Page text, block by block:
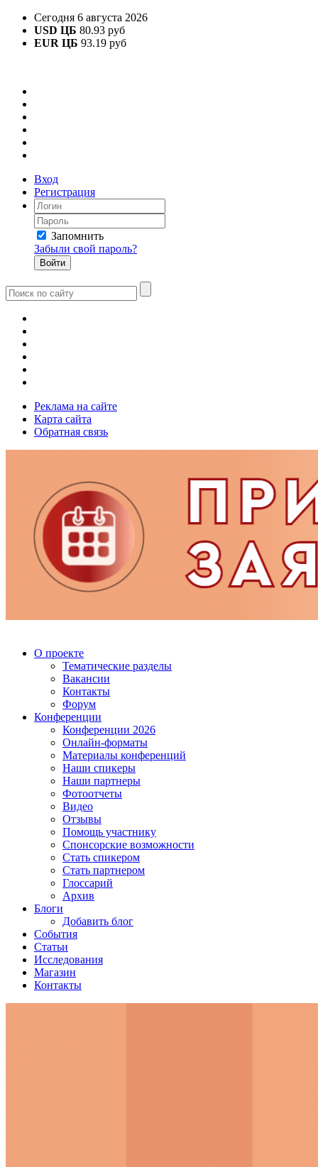
Сегодня 6 августа 2026
USD ЦБ 80.93 руб
EUR ЦБ 93.19 руб
Вход
Регистрация
Запомнить
Забыли свой пароль?
Реклама на сайте
Карта сайта
Обратная связь
О проекте
Тематические разделы
Вакансии
Контакты
Форум
Конференции
Конференции 2026
Онлайн-форматы
Материалы конференций
Наши спикеры
Наши партнеры
Фотоотчеты
Видео
Отзывы
Помощь участнику
Спонсорские возможности
Стать спикером
Стать партнером
Глоссарий
Архив
Блоги
Добавить блог
События
Статьи
Исследования
Магазин
Контакты